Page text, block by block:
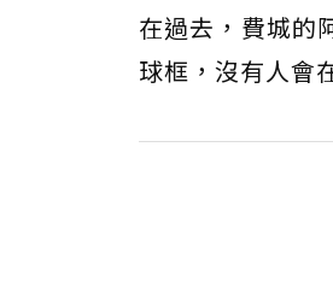
在過去，費城的
球框，沒有人會